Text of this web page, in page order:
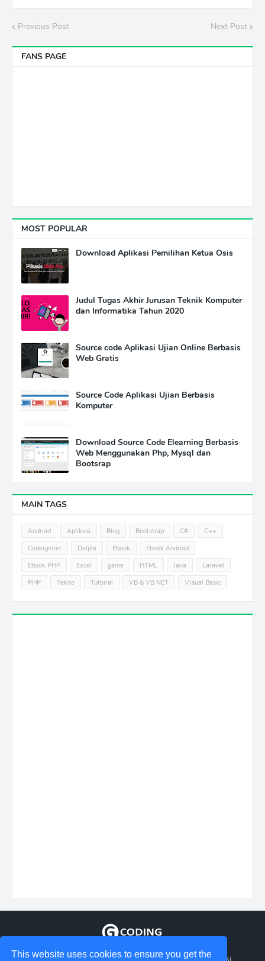
This website uses cookies to ensure you get the
Previous Post Next Post
FANS PAGE
MOST POPULAR
Download Aplikasi Pemilihan Ketua Osis
Judul Tugas Akhir Jurusan Teknik Komputer
dan Informatika Tahun 2020
Source code Aplikasi Ujian Online Berbasis
Web Gratis
Source Code Aplikasi Ujian Berbasis
Komputer
Download Source Code Elearning Berbasis
Web Menggunakan Php, Mysql dan
Bootsrap
MAIN TAGS
Android Aplikasi Blog Bootstrap C#
C++
Codeigniter
Delphi Ebook
Ebook Android
Ebook PHP
Excel game HTML Java
Laravel
PHP
Tekno Tutorial VB & VB NET Visual Basic